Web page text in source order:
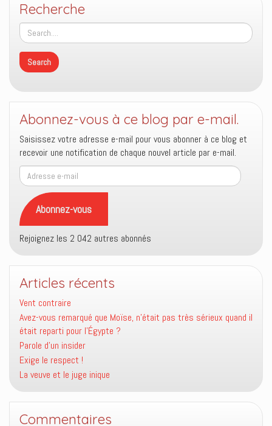
Recherche
Abonnez-vous à ce blog par e-mail.
Saisissez votre adresse e-mail pour vous abonner à ce blog et
recevoir une notification de chaque nouvel article par e-mail.
Adresse
e-
mail
Abonnez-vous
Rejoignez les 2 042 autres abonnés
Articles récents
Vent contraire
Avez-vous remarqué que Moïse, n’était pas très sérieux quand il
était reparti pour l’Égypte ?
Parole d’un insider
Exige le respect !
La veuve et le juge inique
Commentaires